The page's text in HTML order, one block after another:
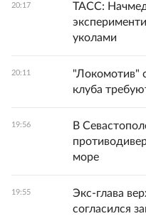
20:17
ТАСС:
уколами
20:11
"Локомотив"
клуба
19:56
В
море
19:55
Экс-глава
согласился